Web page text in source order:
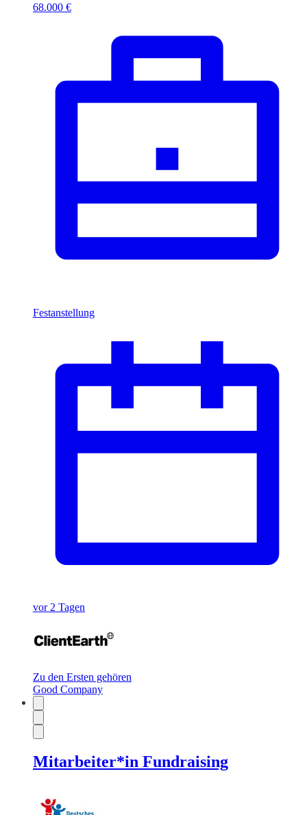
68.000 €
Festanstellung
vor 2 Tagen
Zu den Ersten gehören
Good Company
Mitarbeiter*in Fundraising